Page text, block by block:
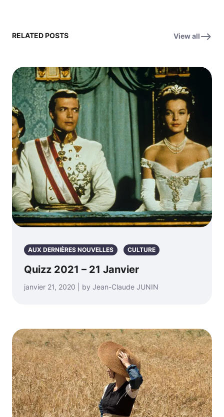
RELATED POSTS View all
AUX DERNIÈRES NOUVELLES CULTURE
Quizz 2021 – 21 Janvier
janvier 21, 2020 | by Jean-Claude JUNIN